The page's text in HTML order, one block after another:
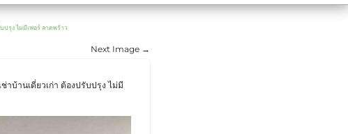
ปรุง ไม่มีเฟอร์ ลาดพร้าว
Next Image →
บ้านเดี่ยวเก่า ต้องปรับปรุง ไม่มี